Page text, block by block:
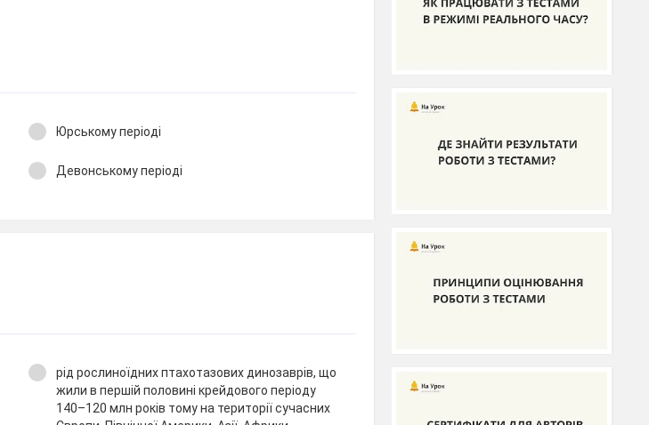
Юрському періоді
Девонському періоді
рід рослиноїдних птахотазових динозаврів, що
жили в першій половині крейдового періоду
140–120 млн років тому на території сучасних